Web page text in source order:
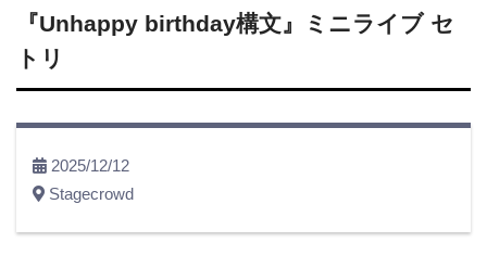
『Unhappy birthday構文』ミニライブ セ
トリ
2025/12/12
Stagecrowd